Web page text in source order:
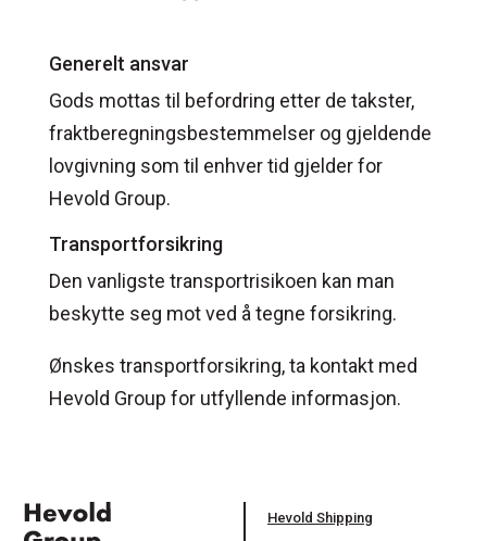
Generelt ansvar
Gods mottas til befordring etter de takster,
fraktberegningsbestemmelser og gjeldende
lovgivning som til enhver tid gjelder for
Hevold Group.
Transportforsikring
Den vanligste transportrisikoen kan man
beskytte seg mot ved å tegne forsikring.
Ønskes transportforsikring, ta kontakt med
Hevold Group for utfyllende informasjon.
Hevold Shipping